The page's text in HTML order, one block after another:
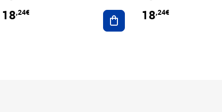
au panier
18,24€ Ajouter au panier
18,24€